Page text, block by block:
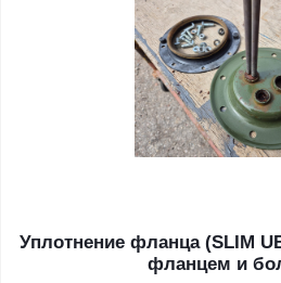
Уплотнение фланца (SLIM
фланцем и